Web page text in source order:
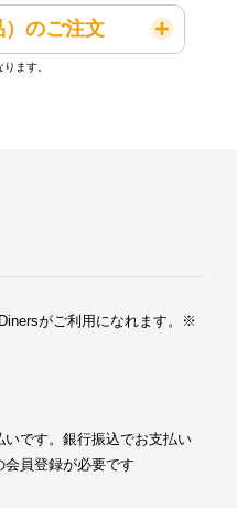
のご注文
ます。
がご利用になれます。※
です。銀行振込でお支払い
員登録が必要です